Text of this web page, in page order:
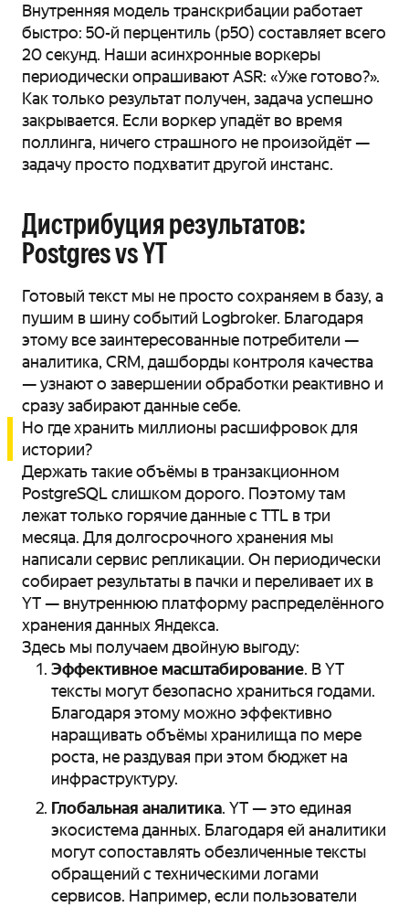
Внутренняя модель транскрибации работает
быстро: 50-й перцентиль (p50) составляет всего
20 секунд. Наши асинхронные воркеры
периодически опрашивают ASR: «Уже готово?».
Как только результат получен, задача успешно
закрывается. Если воркер упадёт во время
поллинга, ничего страшного не произойдёт —
задачу просто подхватит другой инстанс.
Дистрибуция результатов:
Postgres vs YT
Готовый текст мы не просто сохраняем в базу, а
пушим в шину событий Logbroker. Благодаря
этому все заинтересованные потребители —
аналитика, CRM, дашборды контроля качества
— узнают о завершении обработки реактивно и
сразу забирают данные себе.
Но где хранить миллионы расшифровок для
истории?
Держать такие объёмы в транзакционном
PostgreSQL слишком дорого. Поэтому там
лежат только горячие данные с TTL в три
месяца. Для долгосрочного хранения мы
написали сервис репликации. Он периодически
собирает результаты в пачки и переливает их в
YT — внутреннюю платформу распределённого
хранения данных Яндекса.
Здесь мы получаем двойную выгоду:
Эффективное масштабирование. В YT
тексты могут безопасно храниться годами.
Благодаря этому можно эффективно
наращивать объёмы хранилища по мере
роста, не раздувая при этом бюджет на
инфраструктуру.
Глобальная аналитика. YT — это единая
экосистема данных. Благодаря ей аналитики
могут сопоставлять обезличенные тексты
обращений с техническими логами
сервисов. Например, если пользователи